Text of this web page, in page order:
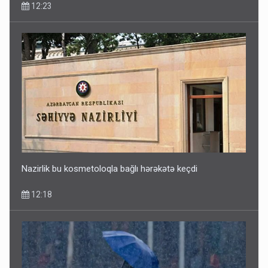
Bakıdakı “yəhudi”nin qurbanları - Sensasion adlar
10:13
12:23
Nazirlik bu kosmetoloqla bağlı hərəkətə keçdi
12:18